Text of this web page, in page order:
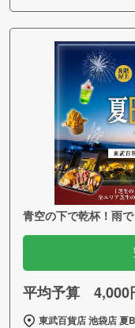
青空の下で乾杯！雨
平均予算 4,000
東武百貨店 池袋店 夏